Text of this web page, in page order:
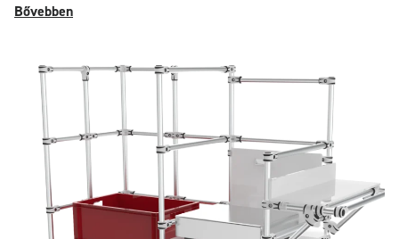
tervezőirodánk kifejezetten kérésre tervezi.
Bővebben